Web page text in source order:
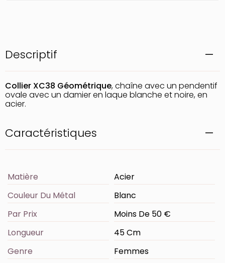
Descriptif
Collier XC38 Géométrique, chaîne avec un pendentif
ovale avec un damier en laque blanche et noire, en
acier.
Caractéristiques
Matière
Acier
Couleur Du Métal
Blanc
Par Prix
Moins De 50 €
Longueur
45 Cm
Genre
Femmes